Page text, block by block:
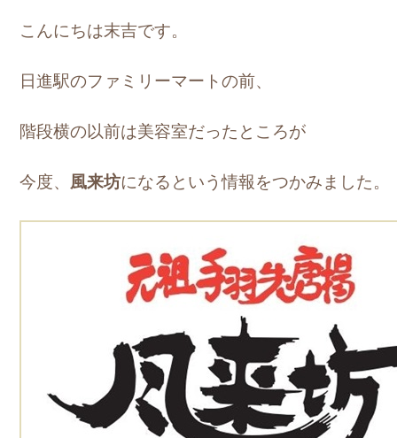
こんにちは末吉です。
日進駅のファミリーマートの前、
階段横の以前は美容室だったところが
今度、 風来坊になるという情報をつかみました。